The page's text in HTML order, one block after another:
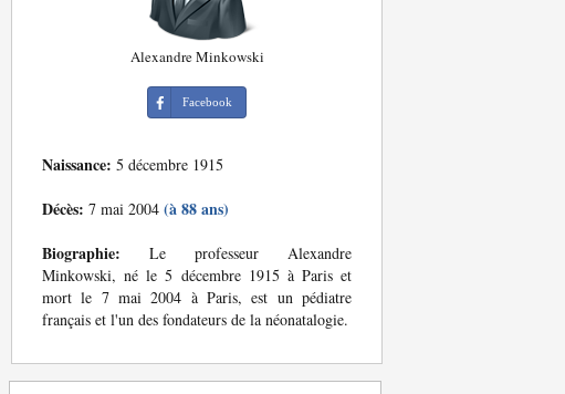
Alexandre Minkowski
Facebook
Naissance: 5 décembre 1915
Décès: 7 mai 2004 (à 88 ans)
Biographie: Le professeur Alexandre
Minkowski, né le 5 décembre 1915 à Paris et
mort le 7 mai 2004 à Paris, est un pédiatre
français et l'un des fondateurs de la néonatalogie.